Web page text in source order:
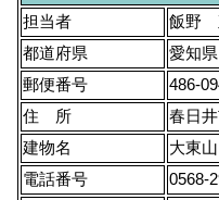
担当者
飯野
都道府県
愛知県
郵便番号
486-
住 所
春日
建物名
大東
電話番号
0568-